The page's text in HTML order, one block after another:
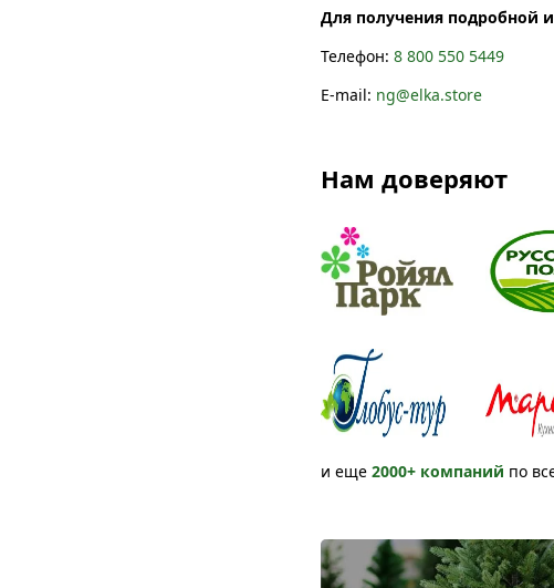
Для получения подробной
Телефон: 8 800 550 5449
E-mail: ng@elka.store
Нам доверяют
и еще 2000+ компаний по